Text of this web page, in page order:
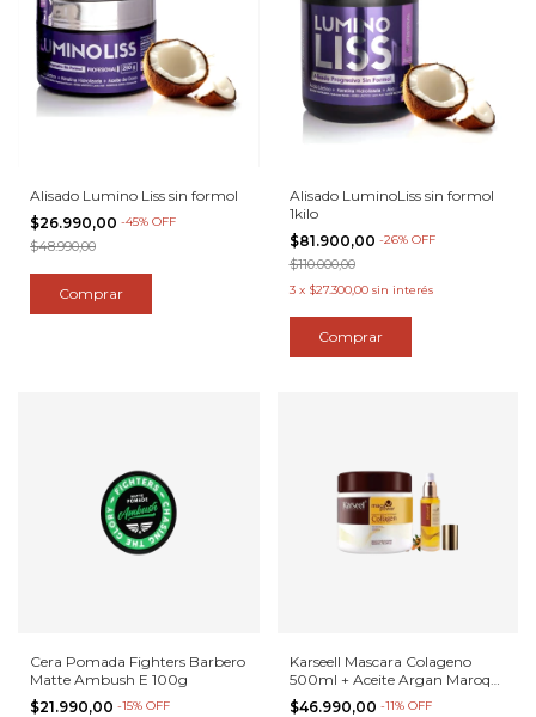
Alisado Lumino Liss sin formol
$26.990,00 -45% OFF
$48.990,00
Alisado LuminoLiss sin formol
1kilo
$81.900,00 -26% OFF
$110.000,00
3 x $27.300,00 sin interés
Cera Pomada Fighters Barbero
Matte Ambush E 100g
$21.990,00 -15% OFF
Karseell Mascara Colageno
500ml + Aceite Argan Maroqui
50ml
$46.990,00 -11% OFF